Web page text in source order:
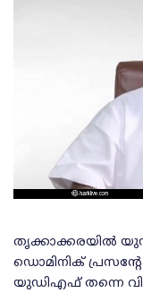
തൃക്കാക്കരയില്‍
ഡൊമിനിക്
യുഡിഎഫ് തന്നെ